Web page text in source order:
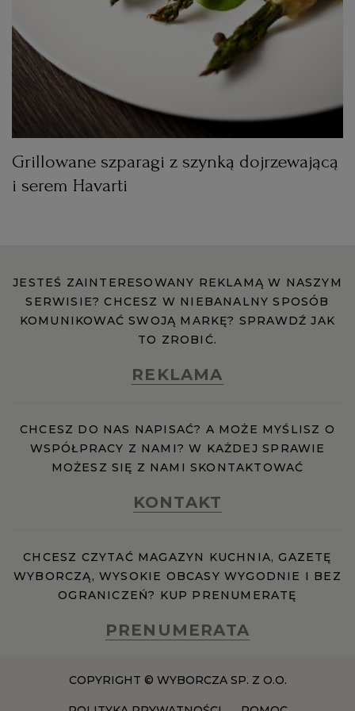
SZCZECIN
WAŁBRZYCH
WARSZAWA
WROCŁAW
ZAKOPANE
ZIELONA GÓRA
Grillowane szparagi z szynką dojrzewającą
i serem Havarti
JESTEŚ ZAINTERESOWANY REKLAMĄ W NASZYM
SERWISIE? CHCESZ W NIEBANALNY SPOSÓB
KOMUNIKOWAĆ SWOJĄ MARKĘ? SPRAWDŹ JAK
TO ZROBIĆ.
REKLAMA
CHCESZ DO NAS NAPISAĆ? A MOŻE MYŚLISZ O
WSPÓŁPRACY Z NAMI? W KAŻDEJ SPRAWIE
MOŻESZ SIĘ Z NAMI SKONTAKTOWAĆ
KONTAKT
CHCESZ CZYTAĆ MAGAZYN KUCHNIA, GAZETĘ
WYBORCZĄ, WYSOKIE OBCASY WYGODNIE I BEZ
OGRANICZEŃ? KUP PRENUMERATĘ
PRENUMERATA
COPYRIGHT © WYBORCZA SP. Z O.O.